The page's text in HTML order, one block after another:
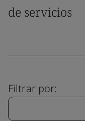
de servicios
Filtrar por: